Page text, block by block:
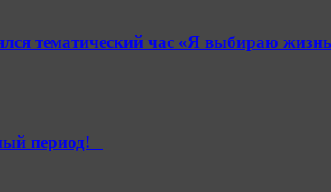
тематический час «Я выбираю
период!⁣⁣⠀